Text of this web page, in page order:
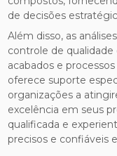
de decisões
Além disso, as
controle de
acabados e
oferece suporte
organizações a
excelência em seus
qualificada e
precisos e confiáveis